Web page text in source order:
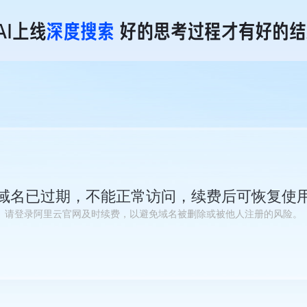
名已过期，不能正常访问，续费后可恢复使
请登录阿里云官网及时续费，以避免域名被删除或被他人注册的风险。